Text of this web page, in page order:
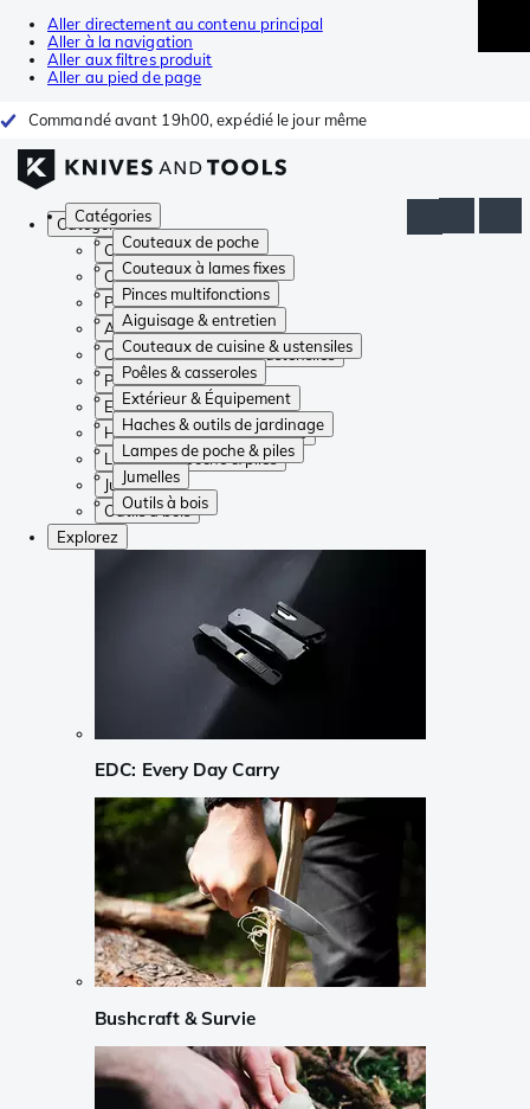
Aller directement au contenu principal
Aller à la navigation
Aller aux filtres produit
Aller au pied de page
Commandé avant 19h00, expédié le jour même
Catégories
Couteaux de poche
Couteaux à lames fixes
Pinces multifonctions
Aiguisage & entretien
Couteaux de cuisine & ustensiles
Poêles & casseroles
Extérieur & Équipement
Haches & outils de jardinage
Lampes de poche & piles
Jumelles
Outils à bois
Catégories
Couteaux de poche
Couteaux à lames fixes
Pinces multifonctions
Aiguisage & entretien
Couteaux de cuisine & ustensiles
Poêles & casseroles
Extérieur & Équipement
Haches & outils de jardinage
Lampes de poche & piles
Jumelles
Outils à bois
Explorez
EDC: Every Day Carry
Bushcraft & Survie